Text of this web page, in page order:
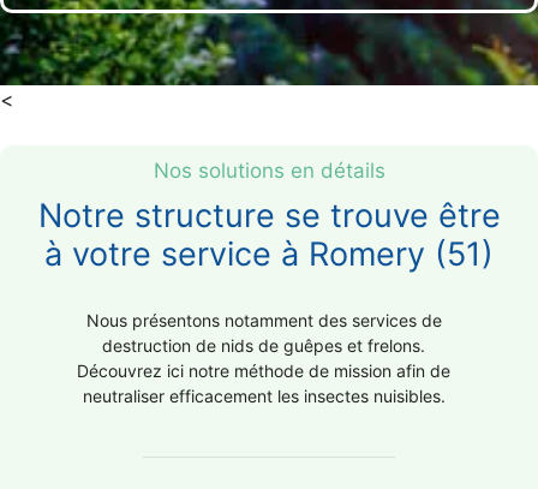
<
Nos solutions en détails
Notre structure se trouve être
à votre service à Romery (51)
Nous présentons notamment des services de
destruction de nids de guêpes et frelons.
Découvrez ici notre méthode de mission afin de
neutraliser efficacement les insectes nuisibles.